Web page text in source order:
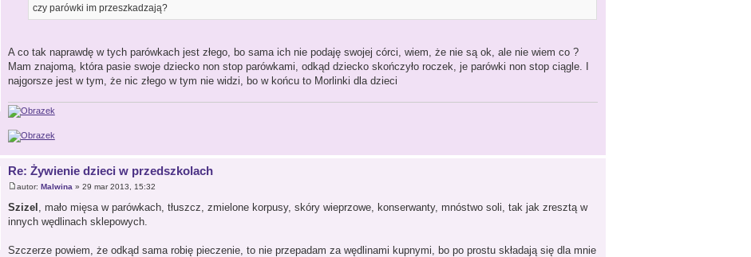
czy parówki im przeszkadzają?
A co tak naprawdę w tych parówkach jest złego, bo sama ich nie podaję swojej córci, wiem, że nie są ok, ale nie wiem co ?
Mam znajomą, która pasie swoje dziecko non stop parówkami, odkąd dziecko skończyło roczek, je parówki non stop ciągle. I
najgorsze jest w tym, że nic złego w tym nie widzi, bo w końcu to Morlinki dla dzieci
Re: Żywienie dzieci w przedszkolach
autor: Malwina » 29 mar 2013, 15:32
Szizel
, mało mięsa w parówkach, tłuszcz, zmielone korpusy, skóry wieprzowe, konserwanty, mnóstwo soli, tak jak zresztą w
innych wędlinach sklepowych.
Szczerze powiem, że odkąd sama robię pieczenie, to nie przepadam za wędlinami kupnymi, bo po prostu składają się dla mnie